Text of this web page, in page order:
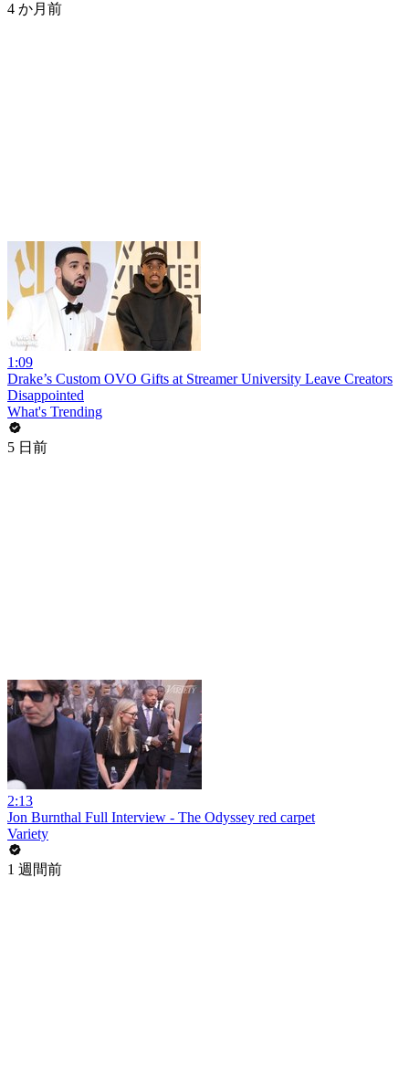
4 か月前
1:09
Drake’s Custom OVO Gifts at Streamer University Leave Creators
Disappointed
What's Trending
5 日前
2:13
Jon Burnthal Full Interview - The Odyssey red carpet
Variety
1 週間前